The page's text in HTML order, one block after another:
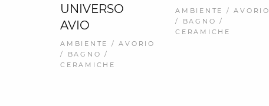
UNIVERSO
AVIO
AMBIENTE / AVORIO
/ BAGNO /
CERAMICHE
AMBIENTE / AVORIO
/ BAGNO /
CERAMICHE